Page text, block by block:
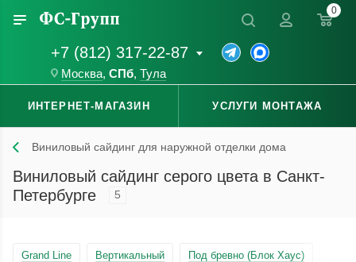
+7 (812) 317-22-87
Москва, СПб, Тула
0
ИНТЕРНЕТ-МАГАЗИН УСЛУГИ МОНТАЖА
Виниловый сайдинг для наружной отделки дома
Виниловый сайдинг серого цвета в Санкт-
Петербурге
5
Grand Line Вертикальный Под бревно (Блок Хаус)